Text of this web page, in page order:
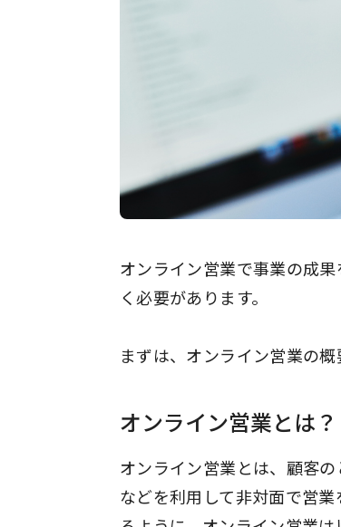
オンライン営業で事業の成
く必要があります。
まずは、オンライン営業の概
オンライン営業とは？
オンライン営業とは、顧客
などを利用して非対面で営